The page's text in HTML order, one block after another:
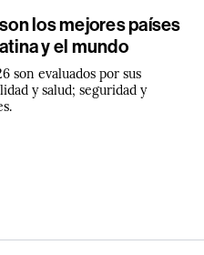
los mejores países
y el mundo
son evaluados por sus
y salud; seguridad y